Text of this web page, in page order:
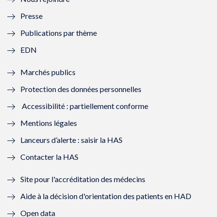
l
f
n
ê
t
r
e
)
e
n
ê
r
)
ê
t
e
ê
)
Presse
Publications par thème
EDN
Marchés publics
Protection des données personnelles
Accessibilité : partiellement conforme
Mentions légales
Lanceurs d’alerte : saisir la HAS
Contacter la HAS
Site pour l'accréditation des médecins
Aide à la décision d'orientation des patients en HAD
Open data